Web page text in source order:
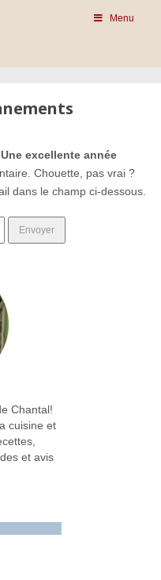
Menu
Une excellente année
Chouette, pas vrai ?
dans le champ ci-dessous.
Chantal!
cuisine et
et avis